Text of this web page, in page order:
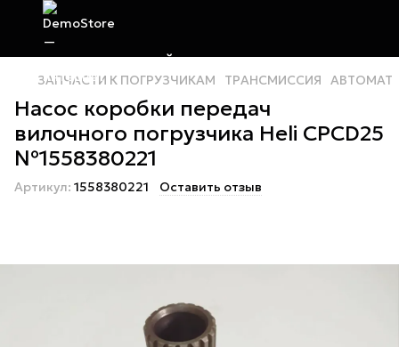
ЗАПЧАСТИ К ПОГРУЗЧИКАМ ТРАНСМИССИЯ АВТОМАТ
Насос коробки передач
вилочного погрузчика Heli CPCD25
№1558380221
Артикул: 1558380221 Оставить отзыв